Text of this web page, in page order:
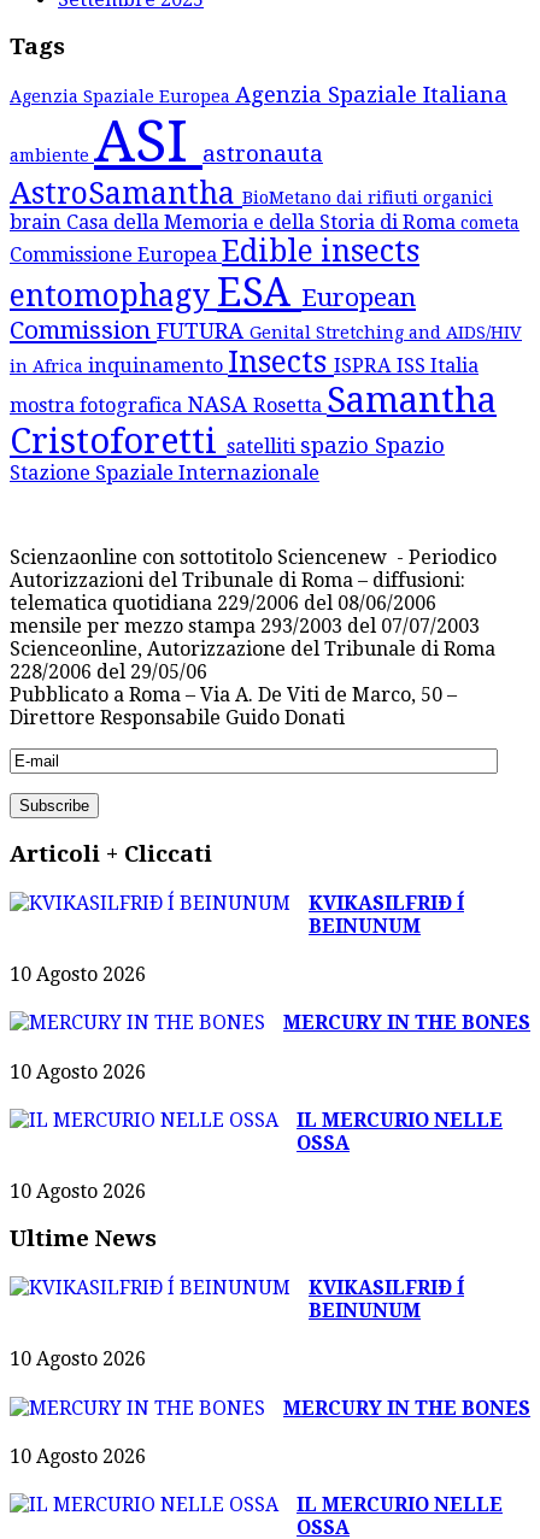
Tags
Agenzia Spaziale Europea Agenzia Spaziale Italiana
ambiente ASI astronauta
AstroSamantha BioMetano dai rifiuti organici
brain Casa della Memoria e della Storia di Roma cometa
Commissione Europea Edible insects
entomophagy ESA European
Commission FUTURA Genital Stretching and AIDS/HIV
in Africa inquinamento Insects ISPRA ISS Italia
mostra fotografica NASA Rosetta Samantha
Cristoforetti satelliti spazio Spazio
Stazione Spaziale Internazionale
Scienzaonline con sottotitolo Sciencenew - Periodico
Autorizzazioni del Tribunale di Roma – diffusioni:
telematica quotidiana 229/2006 del 08/06/2006
mensile per mezzo stampa 293/2003 del 07/07/2003
Scienceonline, Autorizzazione del Tribunale di Roma
228/2006 del 29/05/06
Pubblicato a Roma – Via A. De Viti de Marco, 50 –
Direttore Responsabile Guido Donati
Articoli + Cliccati
KVIKASILFRIÐ Í
BEINUNUM
10 Agosto 2026
MERCURY IN THE BONES
10 Agosto 2026
IL MERCURIO NELLE
OSSA
10 Agosto 2026
Ultime News
KVIKASILFRIÐ Í
BEINUNUM
10 Agosto 2026
MERCURY IN THE BONES
10 Agosto 2026
IL MERCURIO NELLE
OSSA